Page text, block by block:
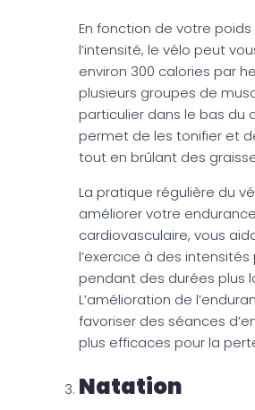
En fonction de votre
l’intensité, le vélo peut
environ 300 calories par
plusieurs groupes de
particulier dans le bas du
permet de les tonifier et
tout en brûlant des
La pratique régulière du
améliorer votre endurance
cardiovasculaire, vous
l’exercice à des
pendant des durées plus
L’amélioration de
favoriser des séances
plus efficaces pour la
Natation